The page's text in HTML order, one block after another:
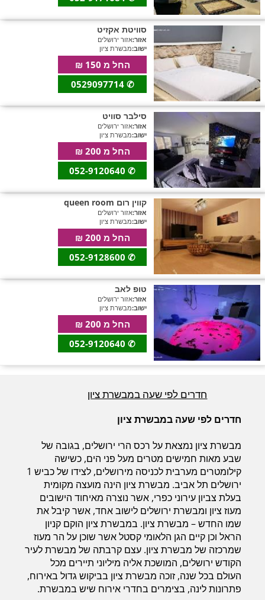
חדרים לפי שעה באזור ירושלים
חדרים לפי שעה באזור השפלה
חדרים לפי שעה בהשרון
חדרים לפי שעה בנגב
חדרים לפי שעה בגליל עליון
חדרים לפי שעה בחוף הכרמל
חדרים לפי שעה בחיפה קריות
חדרים לפי שעה בכנרת גליל תחתון עמקים
חדרים לפי שעה ברמת הגולן
חדרים לפי שעה בהערבה
חדרים לפי שעה בעמק יזרעאל
חדרים לפי שעה במישור החוף הדרומי
סוויטת אקזיט
אזור:אזור ירושלים
ישוב:מבשרת ציון
החל מ 150 ₪
✆
0529097714
סילבר סוויט
אזור:אזור ירושלים
ישוב:מבשרת ציון
החל מ 200 ₪
✆
קווין רום queen room
אזור:אזור ירושלים
ישוב:מבשרת ציון
החל מ 200 ₪
✆
טופ לאב
אזור:אזור ירושלים
ישוב:מבשרת ציון
החל מ 200 ₪
✆
חדרים לפי שעה במבשרת ציון
חדרים לפי שעה במבשרת ציון
מבשרת ציון נמצאת על רכס הרי ירושלים, בגובה של
שבע מאות חמישים מטרים מעל פני הים, כשישה
קילומטרים מערבית לכניסה מירושלים, לצידו של כביש 1
ירושלים תל אביב. מבשרת ציון הינה מועצה מקומית
בעלת צביון עירוני כפרי, אשר נוצרה מאיחוד הישובים
מעוז ציון ומבשרת ירושלים לישוב אחד, אשר קיבל את
שמו החדש – מבשרת ציון. במבשרת ציון הוקם קניון
הראל וכן קיים הגן הלאומי קסטל אשר שוכן על הר מעוז
שמרכזה של מבשרת ציון. עצם קרבתה של מבשרת לעיר
הקודש ירושלים, המושכת אליה מיליוני תיירים מכל
העולם בכל שנה, זוכה מבשרת ציון בביקוש גדול באירוח,
פתרונות לינה, בצימרים בחדרי אירוח שיש במבשרת.